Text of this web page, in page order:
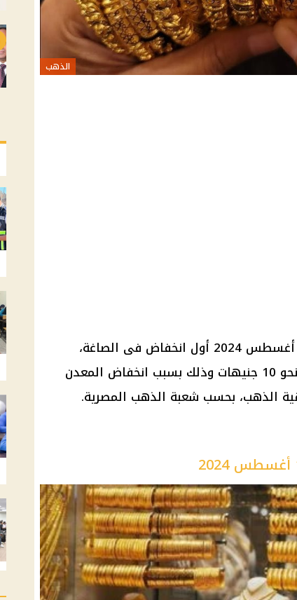
الذهب
سجل سعر الذهب اليوم الاثنين 19 أغسطس 2024 أول انخفاض فى الصاغة،
ليتراجع سعر جرام الذهب عيار 21 بنحو 10 جنيهات وذلك بسبب انخفاض المعدن